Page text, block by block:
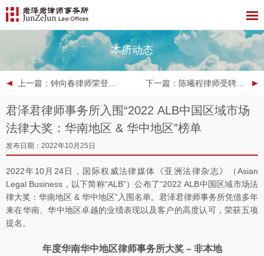
本所动态
上一篇 ：钟向春律师荣登2022年度LEGALBAND风云榜：管理合伙人15强榜单 下一篇 ：陈曦程律师受聘为深圳市人民检察院第一届听证员
君泽君律师事务所入围“2022 ALB中国区域市场
法律大奖：华南地区 & 华中地区”榜单
发布日期：2022年10月25日
2022年10月24日，国际权威法律媒体《亚洲法律杂志》（Asian
Legal Business，以下简称“ALB”）公布了“2022 ALB中国区域市场法
律大奖：华南地区 & 华中地区”入围名单。君泽君律师事务所凭借多年
来在华南、华中地区卓越的业绩表现以及客户的高度认可，荣获五项
提名。
年度华南华中地区律师事务所大奖 – 非本地